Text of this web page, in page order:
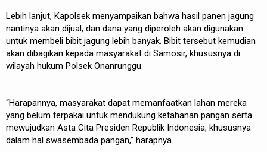
Lebih lanjut, Kapolsek menyampaikan bahwa hasil panen jagung
nantinya akan dijual, dan dana yang diperoleh akan digunakan
untuk membeli bibit jagung lebih banyak. Bibit tersebut kemudian
akan dibagikan kepada masyarakat di Samosir, khususnya di
wilayah hukum Polsek Onanrunggu.
“Harapannya, masyarakat dapat memanfaatkan lahan mereka
yang belum terpakai untuk mendukung ketahanan pangan serta
mewujudkan Asta Cita Presiden Republik Indonesia, khususnya
dalam hal swasembada pangan,” harapnya.